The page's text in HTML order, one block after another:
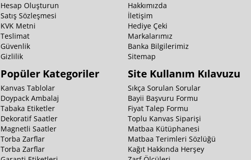
Hesap Oluşturun
Satış Sözleşmesi
KVK Metni
Teslimat
Güvenlik
Gizlilik
Popüler Kategoriler
Kanvas Tablolar
Doypack Ambalaj
Tabaka Etiketler
Dekoratif Saatler
Magnetli Saatler
Torba Zarflar
Torba Zarflar
Hakkımızda
İletişim
Hediye Çeki
Markalarımız
Banka Bilgilerimiz
Sitemap
Site Kullanım Kılavuzu
Sıkça Sorulan Sorular
Bayii Başvuru Formu
Fiyat Talep Formu
Toplu Kanvas Siparişi
Matbaa Kütüphanesi
Matbaa Terimleri Sözlüğü
Kağıt Hakkında Herşey